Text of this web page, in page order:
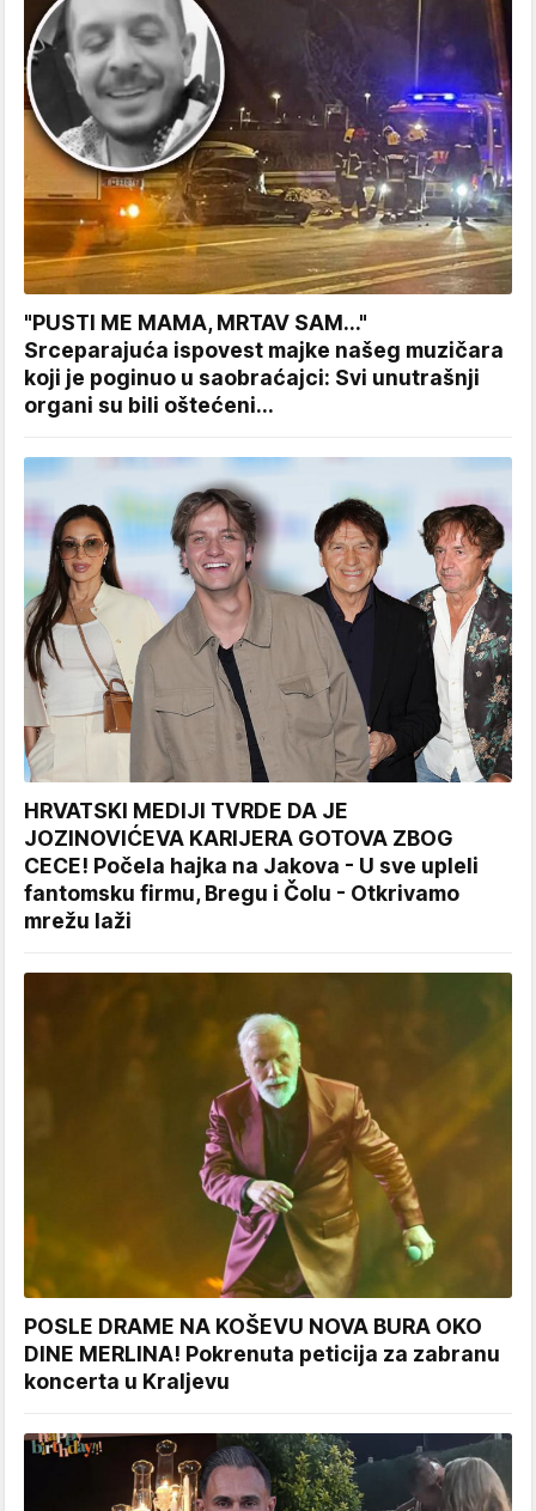
"PUSTI ME MAMA, MRTAV SAM..."
Srceparajuća ispovest majke našeg muzičara
koji je poginuo u saobraćajci: Svi unutrašnji
organi su bili oštećeni...
HRVATSKI MEDIJI TVRDE DA JE
JOZINOVIĆEVA KARIJERA GOTOVA ZBOG
CECE! Počela hajka na Jakova - U sve upleli
fantomsku firmu, Bregu i Čolu - Otkrivamo
mrežu laži
POSLE DRAME NA KOŠEVU NOVA BURA OKO
DINE MERLINA! Pokrenuta peticija za zabranu
koncerta u Kraljevu